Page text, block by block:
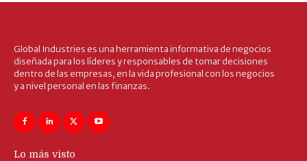
Global Industries es una herramienta informativa de negocios
diseñada para los líderes y responsables de tomar decisiones
dentro de las empresas, en la vida profesional con los negocios
y a nivel personal en las finanzas.
Lo más visto